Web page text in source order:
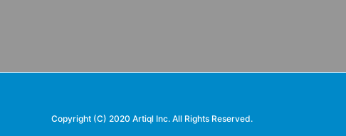
Copyright (C) 2020 Artiql Inc. All Rights Reserved.